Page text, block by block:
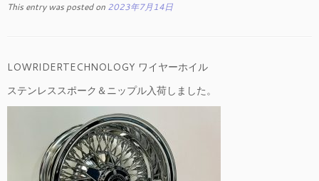
This entry was posted on 2023年7月14日
LOWRIDERTECHNOLOGY ワイヤーホイル
ステンレススポーク＆ニップル入荷しました。